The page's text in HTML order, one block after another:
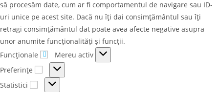
să procesăm date, cum ar fi comportamentul de navigare sau ID-
uri unice pe acest site. Dacă nu îți dai consimțământul sau îți
retragi consimțământul dat poate avea afecte negative asupra
unor anumite funcționalități și funcții.
Funcționale
Funcționale
Mereu activ
Preferințe
Preferințe
Statistici
Statistici